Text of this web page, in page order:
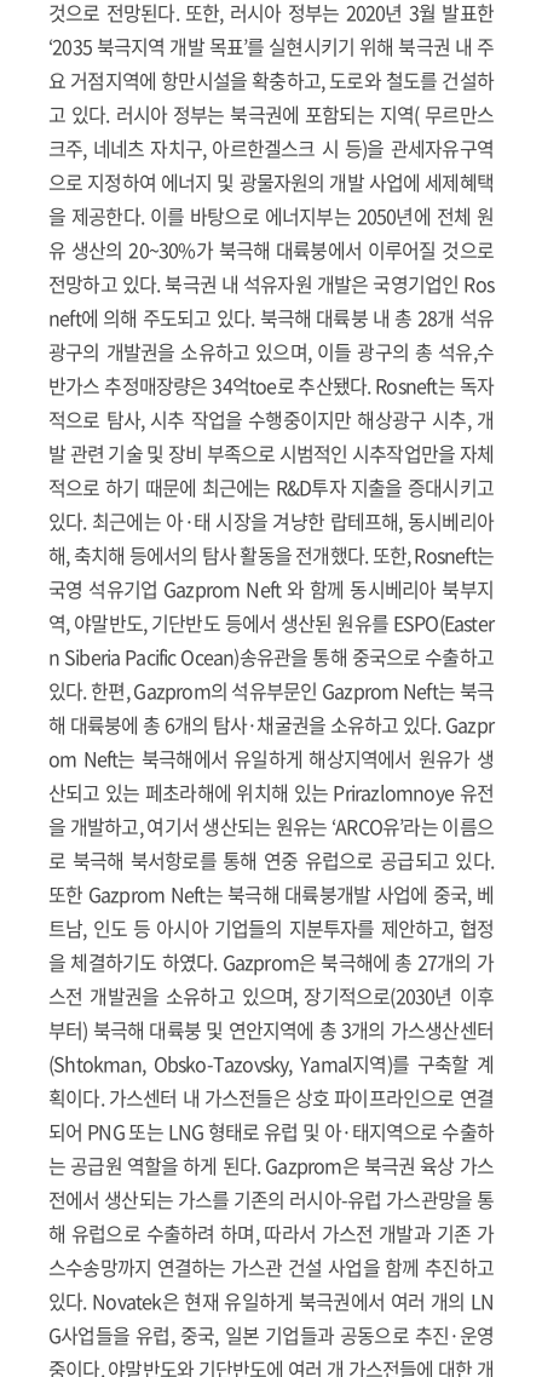
것으로 전망된다. 또한, 러시아 정부는 2020년 3월 발표한
‘2035 북극지역 개발 목표’를 실현시키기 위해 북극권 내 주
요 거점지역에 항만시설을 확충하고, 도로와 철도를 건설하
고 있다. 러시아 정부는 북극권에 포함되는 지역( 무르만스
크주, 네네츠 자치구, 아르한겔스크 시 등)을 관세자유구역
으로 지정하여 에너지 및 광물자원의 개발 사업에 세제혜택
을 제공한다. 이를 바탕으로 에너지부는 2050년에 전체 원
유 생산의 20~30%가 북극해 대륙붕에서 이루어질 것으로
전망하고 있다. 북극권 내 석유자원 개발은 국영기업인 Ros
neft에 의해 주도되고 있다. 북극해 대륙붕 내 총 28개 석유
광구의 개발권을 소유하고 있으며, 이들 광구의 총 석유,수
반가스 추정매장량은 34억toe로 추산됐다. Rosneft는 독자
적으로 탐사, 시추 작업을 수행중이지만 해상광구 시추, 개
발 관련 기술 및 장비 부족으로 시범적인 시추작업만을 자체
적으로 하기 때문에 최근에는 R&D투자 지출을 증대시키고
있다. 최근에는 아·태 시장을 겨냥한 랍테프해, 동시베리아
해, 축치해 등에서의 탐사 활동을 전개했다. 또한, Rosneft는
국영 석유기업 Gazprom Neft 와 함께 동시베리아 북부지
역, 야말반도, 기단반도 등에서 생산된 원유를 ESPO(Easter
n Siberia Pacific Ocean)송유관을 통해 중국으로 수출하고
있다. 한편, Gazprom의 석유부문인 Gazprom Neft는 북극
해 대륙붕에 총 6개의 탐사·채굴권을 소유하고 있다. Gazpr
om Neft는 북극해에서 유일하게 해상지역에서 원유가 생
산되고 있는 페초라해에 위치해 있는 Prirazlomnoye 유전
을 개발하고, 여기서 생산되는 원유는 ‘ARCO유’라는 이름으
로 북극해 북서항로를 통해 연중 유럽으로 공급되고 있다.
또한 Gazprom Neft는 북극해 대륙붕개발 사업에 중국, 베
트남, 인도 등 아시아 기업들의 지분투자를 제안하고, 협정
을 체결하기도 하였다. Gazprom은 북극해에 총 27개의 가
스전 개발권을 소유하고 있으며, 장기적으로(2030년 이후
부터) 북극해 대륙붕 및 연안지역에 총 3개의 가스생산센터
(Shtokman, Obsko-Tazovsky, Yamal지역)를 구축할 계
획이다. 가스센터 내 가스전들은 상호 파이프라인으로 연결
되어 PNG 또는 LNG 형태로 유럽 및 아·태지역으로 수출하
는 공급원 역할을 하게 된다. Gazprom은 북극권 육상 가스
전에서 생산되는 가스를 기존의 러시아-유럽 가스관망을 통
해 유럽으로 수출하려 하며, 따라서 가스전 개발과 기존 가
스수송망까지 연결하는 가스관 건설 사업을 함께 추진하고
있다. Novatek은 현재 유일하게 북극권에서 여러 개의 LN
G사업들을 유럽, 중국, 일본 기업들과 공동으로 추진·운영
중이다. 야말반도와 기단반도에 여러 개 가스전들에 대한 개